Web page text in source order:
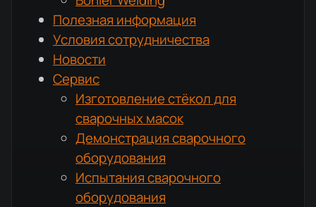
Полезная информация
Условия сотрудничества
Новости
Сервис
Изготовление стёкол для
сварочных масок
Демонстрация сварочного
оборудования
Испытания сварочного
оборудования